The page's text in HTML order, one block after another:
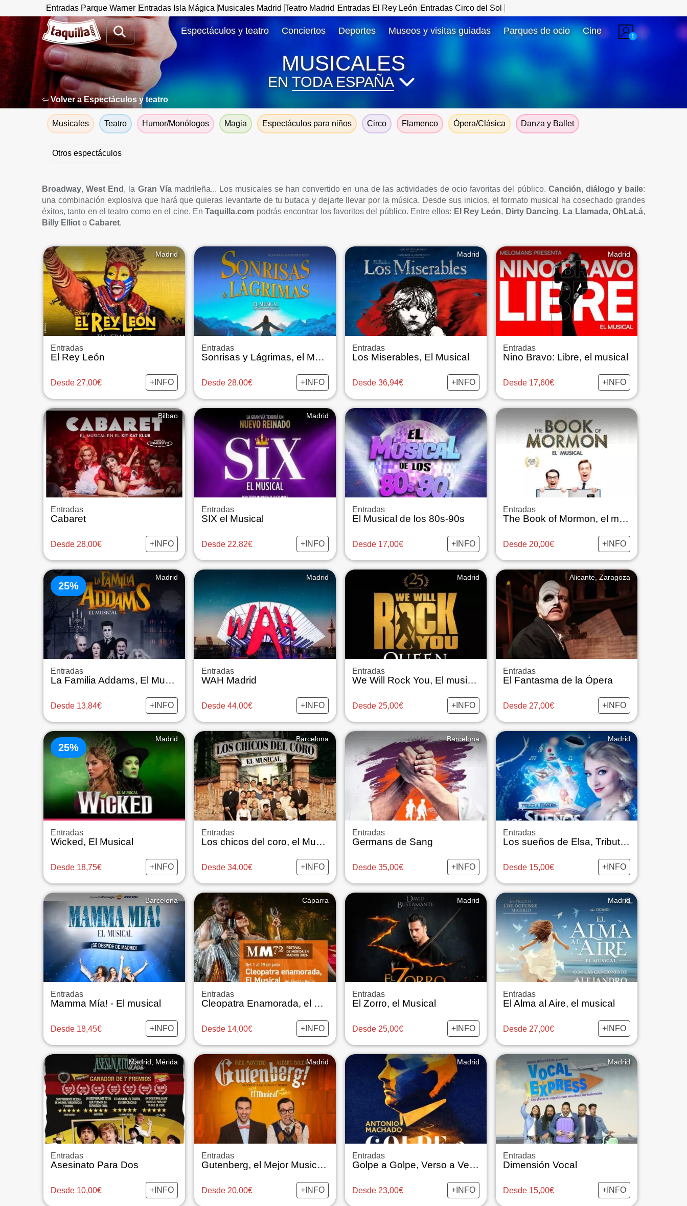
Entradas Parque Warner Entradas Isla Mágica Musicales Madrid Teatro Madrid Entradas El Rey León Entradas Circo del Sol
www.taquilla.com
1
Espectáculos y teatro Conciertos Deportes Museos y visitas guiadas Parques de ocio Cine
MUSICALES
ENTODA ESPAÑA
⇦Volver a Espectáculos y teatro
Musicales Teatro Humor/Monólogos Magia Espectáculos para niños Circo Flamenco Ópera/Clásica Danza y Ballet
Otros espectáculos
Broadway,West End , la Gran Víamadrileña... Los musicales se han convertido en una de las actividades de ocio favoritas del público. Canción, diálogo y baile:
una combinación explosiva que hará que quieras levantarte de tu butaca y dejarte llevar por la música. Desde sus inicios, el formato musical ha cosechado grandes
éxitos, tanto en el teatro como en el cine. EnTaquilla.com podrás encontrar los favoritos del público. Entre ellos: El Rey León, Dirty Dancing, La Llamada,OhLaLá,
Billy Elliot o Cabaret.
Madrid
Entradas
El Rey León
Desde 27,00€ +INFO
Entradas
Sonrisas y Lágrimas, el Musical
Desde 28,00€ +INFO
Madrid
Entradas
Los Miserables, El Musical
Desde 36,94€ +INFO
Madrid
Entradas
Nino Bravo: Libre, el musical
Desde 17,60€ +INFO
Bilbao
Entradas
Cabaret
Desde 28,00€ +INFO
Madrid
Entradas
SIX el Musical
Desde 22,82€ +INFO
Entradas
El Musical de los 80s-90s
Desde 17,00€ +INFO
Entradas
The Book of Mormon, el musical
Desde 20,00€ +INFO
25%
Madrid
Entradas
La Familia Addams, El Musical
Desde 13,84€ +INFO
Madrid
Entradas
WAH Madrid
Desde 44,00€ +INFO
Madrid
Entradas
We Will Rock You, El musical
Desde 25,00€ +INFO
Alicante, Zaragoza
Entradas
El Fantasma de la Ópera
Desde 27,00€ +INFO
25%
Madrid
Entradas
Wicked, El Musical
Desde 18,75€ +INFO
Barcelona
Entradas
Los chicos del coro, el Musical
Desde 34,00€ +INFO
Barcelona
Entradas
Germans de Sang
Desde 35,00€ +INFO
Madrid
Entradas
Los sueños de Elsa, Tributo a Frozen
Desde 15,00€ +INFO
Barcelona
Entradas
Mamma Mía! - El musical
Desde 18,45€ +INFO
Cáparra
Entradas
Cleopatra Enamorada, el Musical
Desde 14,00€ +INFO
Madrid
Entradas
El Zorro, el Musical
Desde 25,00€ +INFO
Madrid
Entradas
El Alma al Aire, el musical
Desde 27,00€ +INFO
Madrid, Mérida
Entradas
Asesinato Para Dos
Desde 10,00€ +INFO
Madrid
Entradas
Gutenberg, el Mejor Musical del Mundo
Desde 20,00€ +INFO
Madrid
Entradas
Golpe a Golpe, Verso a Verso
Desde 23,00€ +INFO
Madrid
Entradas
Dimensión Vocal
Desde 15,00€ +INFO